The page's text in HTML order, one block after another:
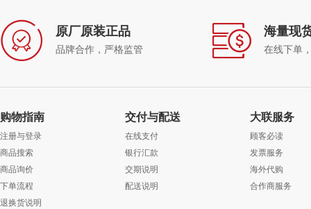
原厂原装正品
品牌合作，严格监管
海量现
在线下单
购物指南
注册与登录
商品搜索
商品询价
下单流程
退换货说明
交付与配送
在线支付
银行汇款
交期说明
配送说明
大联服务
顾客必读
发票服务
海外代购
合作商服务